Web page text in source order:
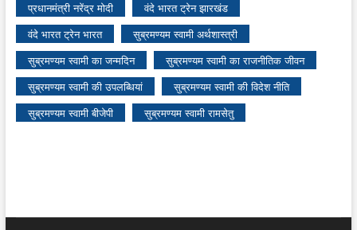
प्रधानमंत्री नरेंद्र मोदी
वंदे भारत ट्रेन झारखंड
वंदे भारत ट्रेन भारत
सुब्रमण्यम स्वामी अर्थशास्त्री
सुब्रमण्यम स्वामी का जन्मदिन
सुब्रमण्यम स्वामी का राजनीतिक जीवन
सुब्रमण्यम स्वामी की उपलब्धियां
सुब्रमण्यम स्वामी की विदेश नीति
सुब्रमण्यम स्वामी बीजेपी
सुब्रमण्यम स्वामी रामसेतु